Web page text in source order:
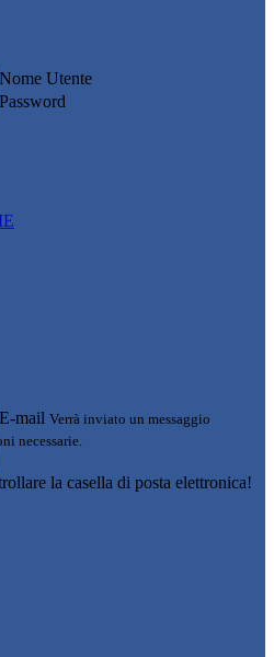
Nome Utente
Password
E-mail Verrà inviato un messaggio
necessarie.
la casella di posta elettronica!